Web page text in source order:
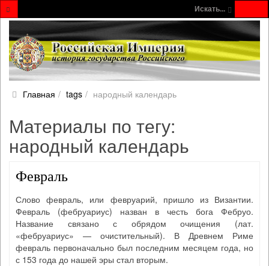
Искать...
Главная tags народный календарь
Материалы по тегу:
народный календарь
Февраль
Слово февраль, или февруарий, пришло из Византии.
Февраль (фебруариус) назван в честь бога Фебруо.
Название связано с обрядом очищения (лат.
«фебруариус» — очистительный). В Древнем Риме
февраль первоначально был последним месяцем года, но
с 153 года до нашей эры стал вторым.